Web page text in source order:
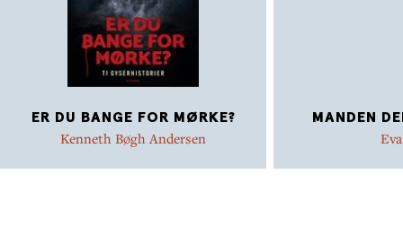
ER DU BANGE FOR MØRKE?
Kenneth Bøgh Andersen
MANDEN